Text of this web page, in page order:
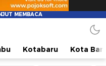
Kotabaru Kota